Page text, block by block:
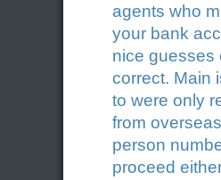
agents who
your bank
nice guesses
correct. Main
to were only
from
person
proceed